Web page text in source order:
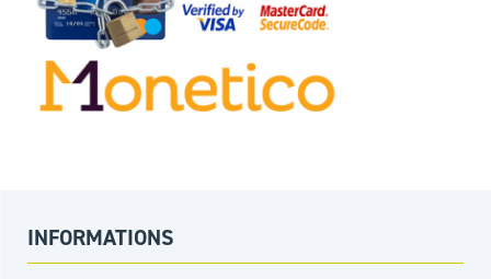
INFORMATIONS